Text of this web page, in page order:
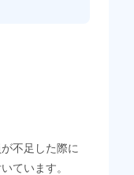
不足した際に
ています。